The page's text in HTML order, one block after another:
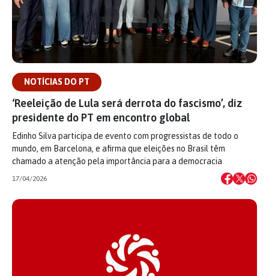
NOTÍCIAS DO PT
‘Reeleição de Lula será derrota do fascismo’, diz
presidente do PT em encontro global
Edinho Silva participa de evento com progressistas de todo o
mundo, em Barcelona, e afirma que eleições no Brasil têm
chamado a atenção pela importância para a democracia
17/04/2026